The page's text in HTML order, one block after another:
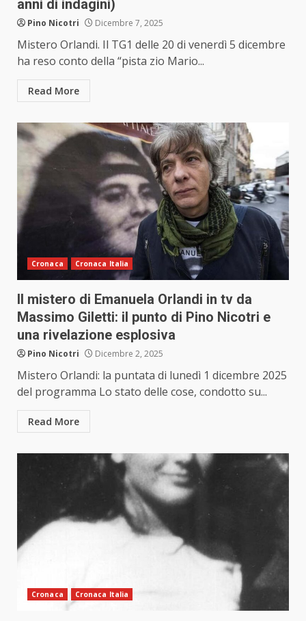
anni di indagini)
Pino Nicotri Dicembre 7, 2025
Mistero Orlandi. Il TG1 delle 20 di venerdì 5 dicembre
ha reso conto della “pista zio Mario...
Read More
Cronaca Cronaca Italia
Il mistero di Emanuela Orlandi in tv da
Massimo Giletti: il punto di Pino Nicotri e
una rivelazione esplosiva
Pino Nicotri Dicembre 2, 2025
Mistero Orlandi: la puntata di lunedì 1 dicembre 2025
del programma Lo stato delle cose, condotto su...
Read More
Cronaca Cronaca Italia